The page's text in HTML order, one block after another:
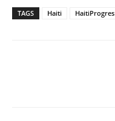
TAGS Haiti HaitiProgres